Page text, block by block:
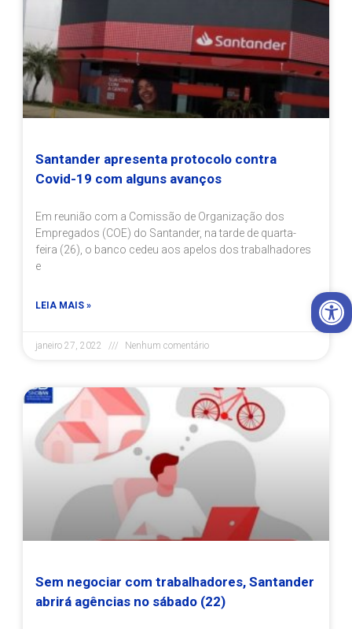
Santander apresenta protocolo contra
Covid-19 com alguns avanços
Em reunião com a Comissão de Organização dos
Empregados (COE) do Santander, na tarde de quarta-
feira (26), o banco cedeu aos apelos dos trabalhadores
e
LEIA MAIS »
janeiro 27, 2022 Nenhum comentário
Sem negociar com trabalhadores, Santander
abrirá agências no sábado (22)